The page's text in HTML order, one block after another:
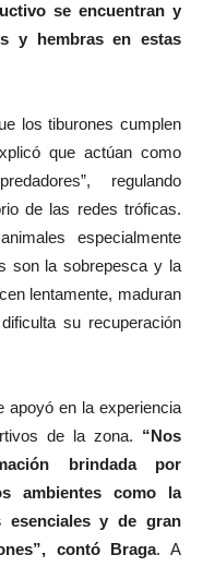
se encuentran y
y hembras en estas
los tiburones cumplen
que actúan como
regulando
de las redes tróficas.
especialmente
son la sobrepesca y la
lentamente, maduran
su recuperación
apoyó en la experiencia
de la zona. “Nos
brindada por
ambientes como la
esenciales y de gran
contó Braga. A